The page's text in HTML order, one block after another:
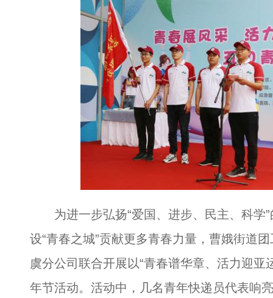
为进一步弘扬“爱国、进步、民主、科学”
设“青春之城”贡献更多青春力量，曹娥街道
虞分公司联合开展以“青春谱华章、活力迎亚
年节活动。活动中，几名青年快递员代表响